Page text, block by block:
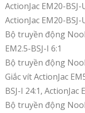
ActionJac EM20-BSJ-
ActionJac EM20-BSJ-
Bộ truyền động
EM2.5-BSJ-I 6:1
Bộ truyền động
Giắc vít ActionJac
BSJ-I 24:1, ActionJac
Bộ truyền động